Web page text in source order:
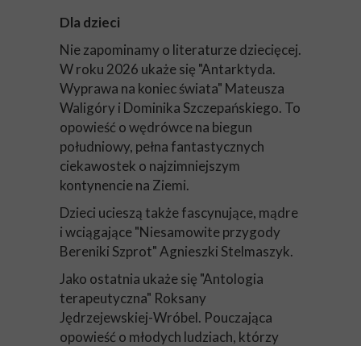
Dla dzieci
Nie zapominamy o literaturze dziecięcej.
W roku 2026 ukaże się "Antarktyda.
Wyprawa na koniec świata" Mateusza
Waligóry i Dominika Szczepańskiego. To
opowieść o wędrówce na biegun
południowy, pełna fantastycznych
ciekawostek o najzimniejszym
kontynencie na Ziemi.
Dzieci ucieszą także fascynujące, mądre
i wciągające "Niesamowite przygody
Bereniki Szprot" Agnieszki Stelmaszyk.
Jako ostatnia ukaże się "Antologia
terapeutyczna" Roksany
Jędrzejewskiej-Wróbel. Pouczająca
opowieść o młodych ludziach, którzy